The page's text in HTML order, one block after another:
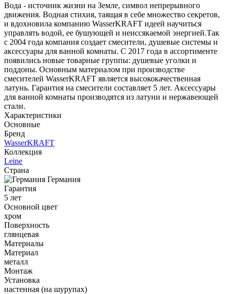
Вода - источник жизни на Земле, символ непрерывного
движения. Водная стихия, таящая в себе множество секретов,
и вдохновила компанию WasserKRAFT идеей научиться
управлять водой, ее бушующей и неиссякаемой энергией.Так
с 2004 года компания создает смесители, душевые системы и
аксессуары для ванной комнаты. С 2017 года в ассортименте
появились новые товарные группы: душевые уголки и
поддоны. Основным материалом при производстве
смесителей WasserKRAFT является высококачественная
латунь. Гарантия на смесители составляет 5 лет. Аксессуары
для ванной комнаты производятся из латуни и нержавеющей
стали.
Характеристики
Основные
Бренд
WasserKRAFT
Коллекция
Leine
Страна
Германия
Гарантия
5 лет
Основной цвет
хром
Поверхность
глянцевая
Материалы
Материал
металл
Монтаж
Установка
настенная (на шурупах)